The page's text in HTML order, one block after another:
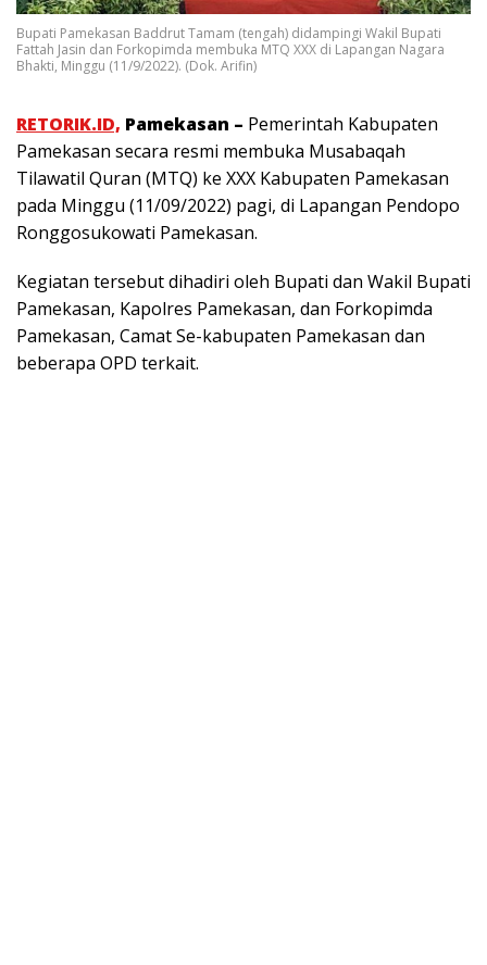
Bupati Pamekasan Baddrut Tamam (tengah) didampingi Wakil Bupati
Fattah Jasin dan Forkopimda membuka MTQ XXX di Lapangan Nagara
Bhakti, Minggu (11/9/2022). (Dok. Arifin)
RETORIK.ID, Pamekasan – Pemerintah Kabupaten
Pamekasan secara resmi membuka Musabaqah
Tilawatil Quran (MTQ) ke XXX Kabupaten Pamekasan
pada Minggu (11/09/2022) pagi, di Lapangan Pendopo
Ronggosukowati Pamekasan.
Kegiatan tersebut dihadiri oleh Bupati dan Wakil Bupati
Pamekasan, Kapolres Pamekasan, dan Forkopimda
Pamekasan, Camat Se-kabupaten Pamekasan dan
beberapa OPD terkait.